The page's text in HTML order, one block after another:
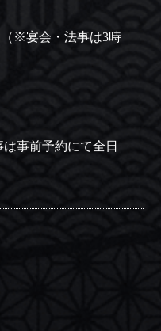
（※宴会・法事は3時
事前予約にて全日